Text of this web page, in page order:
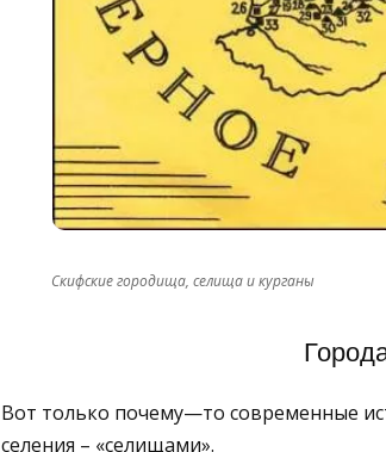
Скифские городища, селища и курганы
Вот только почему—то современные
селения – «селищами».